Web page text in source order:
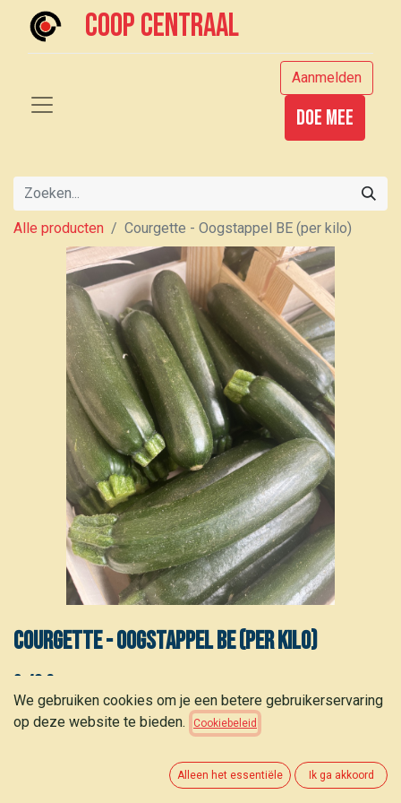
Coop centraal
Aanmelden
Doe mee
Alle producten Courgette - Oogstappel BE (per kilo)
Courgette - Oogstappel BE (per kilo)
3,40 €
TOEVOEGEN AAN WINKELMANDJE
We gebruiken cookies om je een betere gebruikerservaring
op deze website te bieden.
Cookiebeleid
Alleen het essentiële Ik ga akkoord